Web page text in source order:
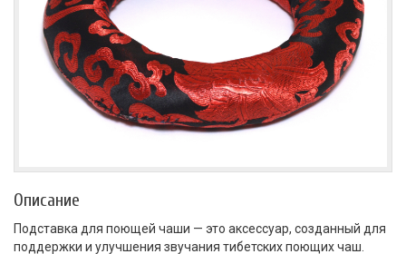
Описание
Подставка для поющей чаши — это аксессуар, созданный для
поддержки и улучшения звучания тибетских поющих чаш.